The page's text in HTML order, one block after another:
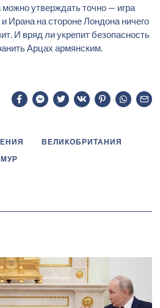
утверждать точно — игра
Ирана на стороне Лондона ничего
И вряд ли укрепит безопасность
Арцах армянским.
ВЕЛИКОБРИТАНИЯ